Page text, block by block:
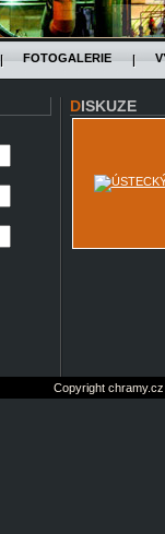
FOTOGALERIE
DISKUZE
Copyright